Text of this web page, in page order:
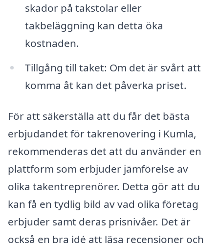
skador på takstolar eller
takbeläggning kan detta öka
kostnaden.
Tillgång till taket: Om det är svårt att
komma åt kan det påverka priset.
För att säkerställa att du får det bästa
erbjudandet för takrenovering i Kumla,
rekommenderas det att du använder en
plattform som erbjuder jämförelse av
olika takentreprenörer. Detta gör att du
kan få en tydlig bild av vad olika företag
erbjuder samt deras prisnivåer. Det är
också en bra idé att läsa recensioner och